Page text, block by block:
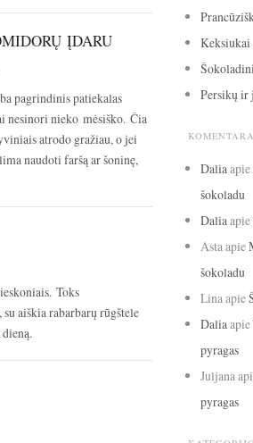
ĮDARU
pagrindinis patiekalas
nesinori nieko mėsiško. Čia
atrodo gražiau, o jei
naudoti faršą ar šoninę,
Toks
aiškia rabarbarų rūgštele
Keksiukai
Persikų ir
Daliaapie
šokoladu
Daliaapie
Astaapie
šokoladu
Linaapie
Daliaapie
pyragas
Juljana
pyragas